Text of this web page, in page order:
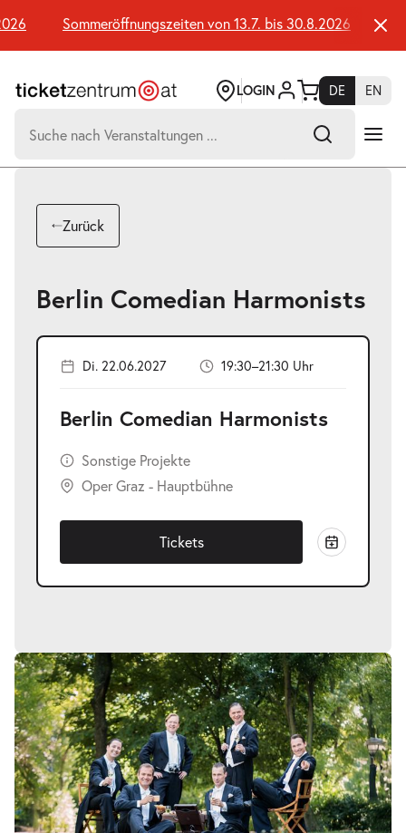
Seiteninhalt
springen
Sommeröffnungszeiten von 13.7. bis 30.8.2026
LOGIN DE
EN
nach:
Suchtreffer:
Zurück
Berlin Comedian Harmonists
Di. 22.06.2027 19:30–21:30 Uhr
Berlin Comedian Harmonists
Sonstige Projekte
Oper Graz - Hauptbühne
Tickets